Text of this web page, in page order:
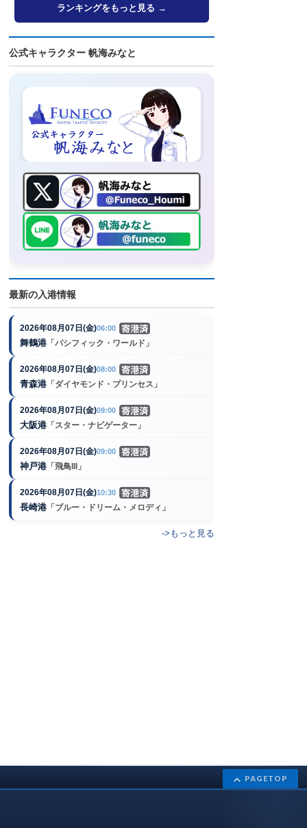
ランキングをもっと見る →
公式キャラクター 帆海みなと
最新の入港情報
2026年08月07日(金)06:00
舞鶴港 「パシフィック・ワールド」
2026年08月07日(金)08:00
青森港 「ダイヤモンド・プリンセス」
2026年08月07日(金)09:00
大阪港 「スター・ナビゲーター」
2026年08月07日(金)09:00
神戸港 「飛鳥III」
2026年08月07日(金)10:30
長崎港 「ブルー・ドリーム・メロディ」
->もっと見る
PAGETOP